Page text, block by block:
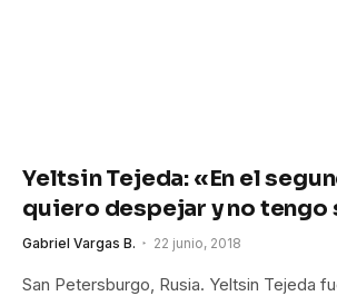
Yeltsin Tejeda: «En el
quiero despejar y no tengo
Gabriel Vargas B. 22 junio, 2018
San Petersburgo, Rusia. Yeltsin Tejeda